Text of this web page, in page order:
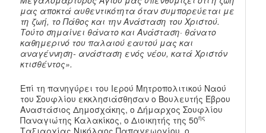
μας αποκτά αυθεντικότητα όταν συμπορεύεται με
τη ζωή, το Πάθος και την Ανάσταση του Χριστού.
Τούτο σημαίνει θάνατο και Ανάσταση· θάνατο
καθημερινό του παλαιού εαυτού μας και
αναγέννηση- ανάσταση ενός νέου, κατά Χριστόν
κτισθέντος».
Επί τη πανηγύρει του Ιερού Μητροπολιτικού Ναού
του Σουφλίου εκκλησιάσθησαν ο Βουλευτής Έβρου
Αναστάσιος Δημοσχάκης, ο Δήμαρχος Σουφλίου
Παναγιώτης Καλακίκος, ο Διοικητής της 50ης
Ταξιαρχίας Νικόλαος Παπαγεωργίου, ο